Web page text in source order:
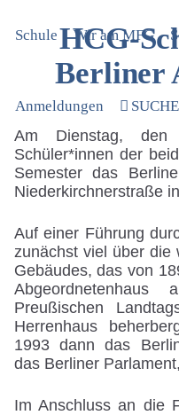
Schule Wir am MFG
Anmeldungen SUCHE
HCG-
Berliner
Am Dienstag, den
Schüler*innen der
Semester das
Niederkirchnerstraße
Auf einer Führung
zunächst viel über die
Gebäudes, das von
Preußischen
Herrenhaus
1993 dann das
das Berliner
Im Anschluss an die